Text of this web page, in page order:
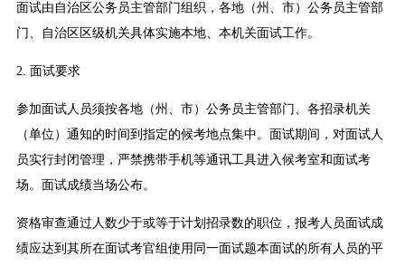
面试由自治区公务员主管部门组织，各地（州、市）公务员主管部
门、自治区区级机关具体实施本地、本机关面试工作。
2. 面试要求
参加面试人员须按各地（州、市）公务员主管部门、各招录机关
（单位）通知的时间到指定的候考地点集中。面试期间，对面试人
员实行封闭管理，严禁携带手机等通讯工具进入候考室和面试考
场。面试成绩当场公布。
资格审查通过人数少于或等于计划招录数的职位，报考人员面试成
绩应达到其所在面试考官组使用同一面试题本面试的所有人员的平